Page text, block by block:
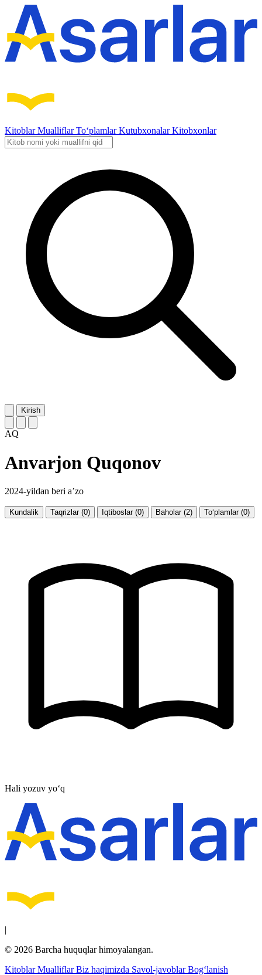
KitoblarMualliflarTo‘plamlarKutubxonalarKitobxonlar
Kirish
AQ
Anvarjon Quqonov
2024-yildan beri a’zo
Kundalik Taqrizlar (0) Iqtiboslar (0) Baholar (2) To‘plamlar (0)
Hali yozuv yo‘q
|
© 2026 Barcha huquqlar himoyalangan.
KitoblarMualliflarBiz haqimizda Savol-javoblarBog‘lanish